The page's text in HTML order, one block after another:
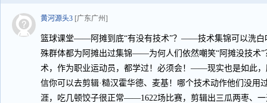
黄河源头3 [广东广州]
篮球课堂——阿摊到底“有没有技术”？——技术集锦可以洗
殊群体都为阿摊出过集锦——为何人们依然嘲笑“阿摊没技术
术，作为职业运动员，都学过！必须会！——现实也是如此
信你可以去剪辑·糙汉霍华德、麦基！哪个技术动作他们没
涯，吃几顿饺子很正常——1622场比赛，剪辑出三瓜两枣、